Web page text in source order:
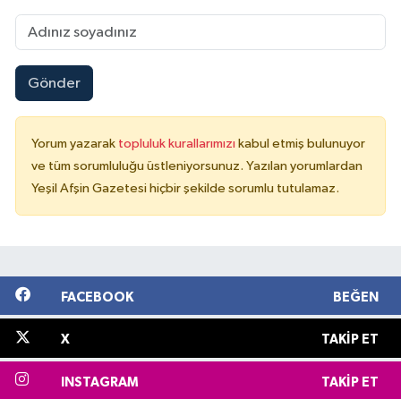
Gönder
Yorum yazarak topluluk kurallarımızı kabul etmiş bulunuyor
ve tüm sorumluluğu üstleniyorsunuz. Yazılan yorumlardan
Yeşil Afşin Gazetesi hiçbir şekilde sorumlu tutulamaz.
FACEBOOK BEĞEN
X TAKIP ET
INSTAGRAM TAKIP ET